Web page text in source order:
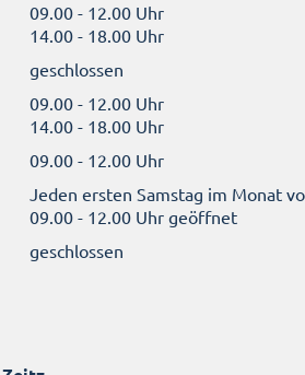
09.00 - 12.00 Uhr
14.00 - 18.00 Uhr
geschlossen
09.00 - 12.00 Uhr
14.00 - 18.00 Uhr
09.00 - 12.00 Uhr
Jeden ersten Samstag im Monat
09.00 - 12.00 Uhr geöffnet
geschlossen